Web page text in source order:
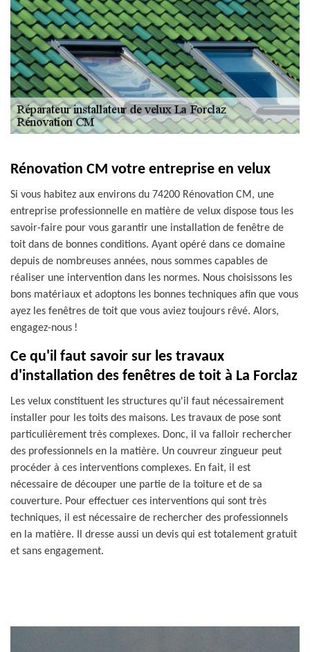
Rénovation CM votre entreprise en velux
Si vous habitez aux environs du 74200 Rénovation CM, une
entreprise professionnelle en matière de velux dispose tous les
savoir-faire pour vous garantir une installation de fenêtre de
toit dans de bonnes conditions. Ayant opéré dans ce domaine
depuis de nombreuses années, nous sommes capables de
réaliser une intervention dans les normes. Nous choisissons les
bons matériaux et adoptons les bonnes techniques afin que vous
ayez les fenêtres de toit que vous aviez toujours rêvé. Alors,
engagez-nous !
Ce qu'il faut savoir sur les travaux
d'installation des fenêtres de toit à La Forclaz
Les velux constituent les structures qu'il faut nécessairement
installer pour les toits des maisons. Les travaux de pose sont
particulièrement très complexes. Donc, il va falloir rechercher
des professionnels en la matière. Un couvreur zingueur peut
procéder à ces interventions complexes. En fait, il est
nécessaire de découper une partie de la toiture et de sa
couverture. Pour effectuer ces interventions qui sont très
techniques, il est nécessaire de rechercher des professionnels
en la matière. Il dresse aussi un devis qui est totalement gratuit
et sans engagement.